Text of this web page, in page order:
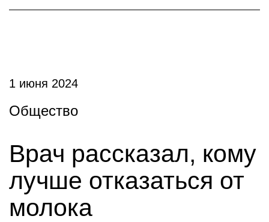
1 июня 2024
Общество
Врач рассказал, кому
лучше отказаться от
молока